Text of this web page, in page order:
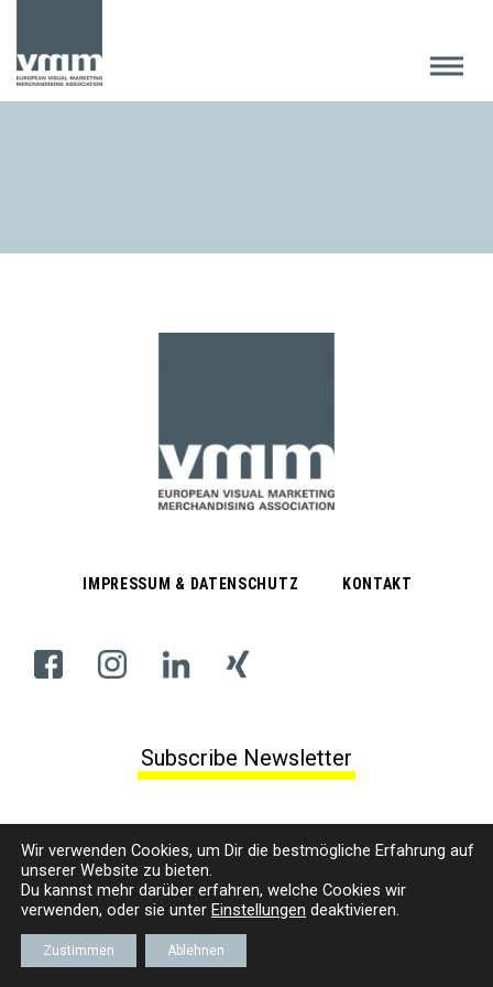
IMPRESSUM & DATENSCHUTZ KONTAKT
Subscribe Newsletter
Wir verwenden Cookies, um Dir die bestmögliche Erfahrung auf
unserer Website zu bieten.
Du kannst mehr darüber erfahren, welche Cookies wir
verwenden, oder sie unter Einstellungen deaktivieren.
Zustimmen Ablehnen